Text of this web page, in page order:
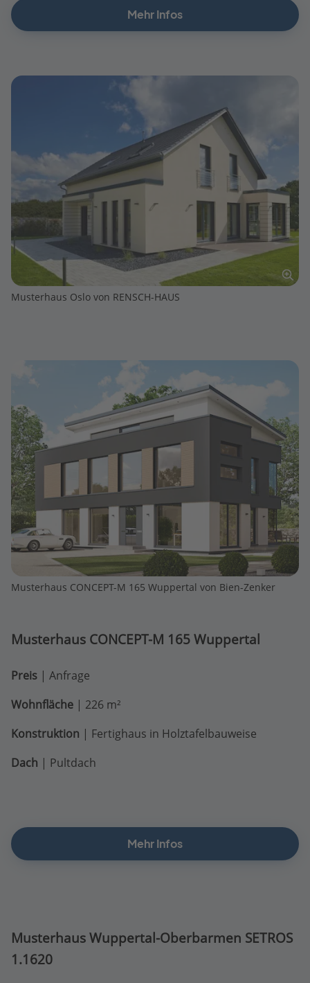
Mehr Infos
Musterhaus Oslo von RENSCH-HAUS
Musterhaus CONCEPT-M 165 Wuppertal von Bien-Zenker
Musterhaus CONCEPT-M 165 Wuppertal
Preis | Anfrage
Wohnfläche | 226 m²
Konstruktion | Fertighaus in Holztafelbauweise
Dach | Pultdach
Mehr Infos
Musterhaus Wuppertal-Oberbarmen SETROS
1.1620